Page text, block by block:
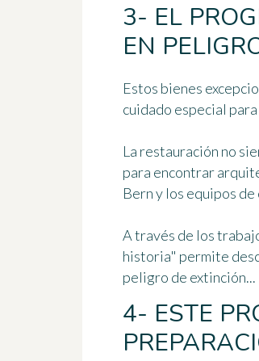
3- EL
EN
Estos bienes
cuidado especial
La restauración no
para encontrar
Bern y los equipos
A través de los
historia" permite
peligro de extinción...
4- ESTE